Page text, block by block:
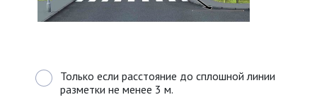
Только если расстояние до сплошной линии
разметки не менее 3 м.